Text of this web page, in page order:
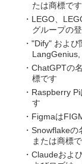
たは商標です
・LEGO、
グループの
・"Dify" およ
・ChatGPTの
標です
・Raspberry
す
・Figmaは
・Snowflake
または商標
・Claudeおよ